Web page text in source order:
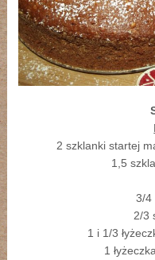
2 szklanki startej
1,5
3/4
2/3
1 i 1/3
1